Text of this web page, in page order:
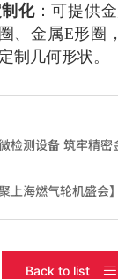
化：可提供
、金属E形圈
制几何形状。
检测设备 筑牢精密
上海燃气轮机盛会】
Back to list